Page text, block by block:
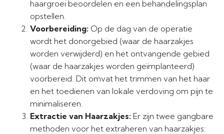
haargroei beoordelen en een behandelingsplan
opstellen.
Voorbereiding: Op de dag van de operatie
wordt het donorgebied (waar de haarzakjes
worden verwijderd) en het ontvangende gebied
(waar de haarzakjes worden geïmplanteerd)
voorbereid. Dit omvat het trimmen van het haar
en het toedienen van lokale verdoving om pijn te
minimaliseren.
Extractie van Haarzakjes: Er zijn twee gangbare
methoden voor het extraheren van haarzakjes: